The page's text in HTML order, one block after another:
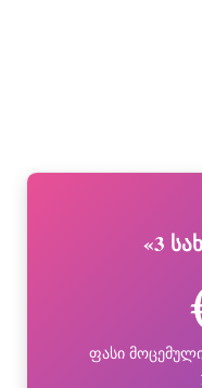
«3
ფასი